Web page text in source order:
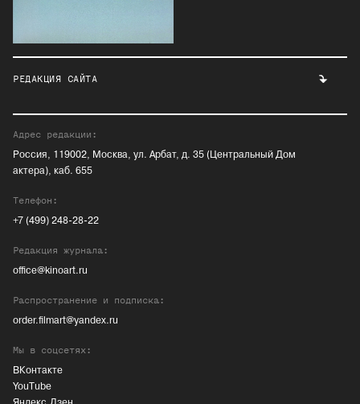
РЕДАКЦИЯ САЙТА
Адрес редакции:
Россия, 119002, Москва, ул. Арбат, д. 35 (Центральный Дом
актера), каб. 655
Телефон:
+7 (499) 248-28-22
Редакция журнала:
office@kinoart.ru
Распространение и подписка:
order.filmart@yandex.ru
Мы в соцсетях:
ВКонтакте
YouTube